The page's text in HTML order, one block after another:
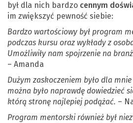
był dla nich bardzo cennym
im zwiększyć pewność siebie:
Bardzo wartościowy był program
podczas kursu oraz wykłady z
Umożliwiły nam spojrzenie na
– Amanda
Dużym zaskoczeniem było dla
można było naprawdę dowiedzieć
którą stronę najlepiej podążać. –
Program mentorski również był